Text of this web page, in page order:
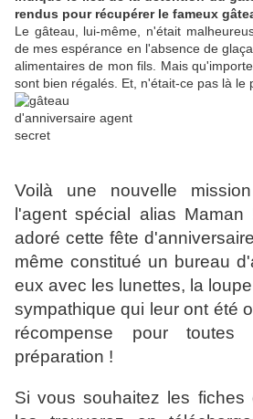
rendus pour récupérer le fameux
Le gâteau, lui-même, n'était
de mes espérance en l'absence de
alimentaires de mon fils. Mais
sont bien régalés. Et, n'était-ce pas là le
Voilà une nouvelle
l'agent spécial alias
adoré cette fête
même constitué un bureau
eux avec les lunettes, la
sympathique qui leur ont été
récompense pour
préparation !
Si vous souhaitez les fiches